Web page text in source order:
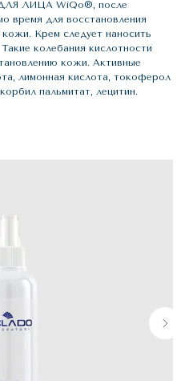
ЛИЦА WiQo®, после
время для восстановления
Крем следует наносить
колебания кислотности
кожи. Активные
лимонная кислота, токоферол
пальмитат, лецитин.